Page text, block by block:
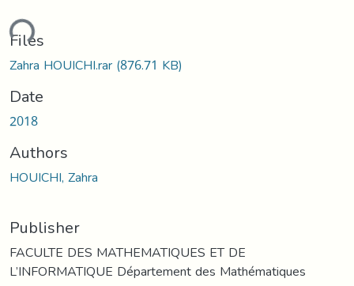
Files
Zahra HOUICHI.rar(876.71 KB)
Date
2018
Authors
HOUICHI, Zahra
Publisher
FACULTE DES MATHEMATIQUES ET DE
L’INFORMATIQUE Département des Mathématiques